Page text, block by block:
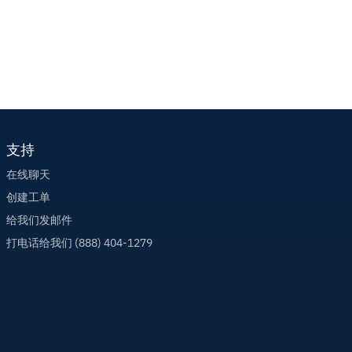
支持
在线聊天
创建工单
给我们发邮件
打电话给我们 (888) 404-1279